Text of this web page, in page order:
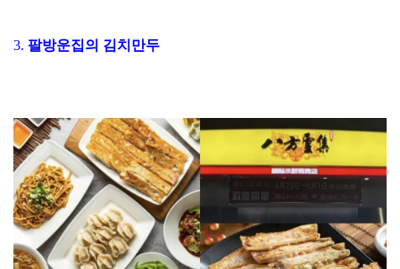
3. 팔방운집의 김치만두